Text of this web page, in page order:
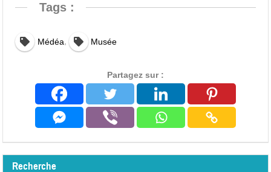
Tags :
Médéa , Musée
Partagez sur :
Recherche